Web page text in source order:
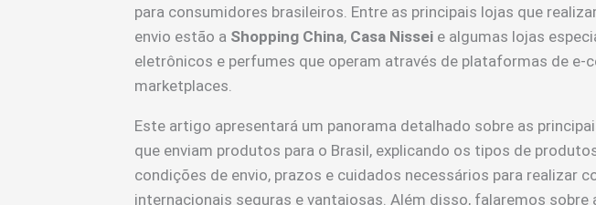
para consumidores brasileiros. Entre as principais lojas que
envio estão a Shopping China, Casa Nissei e algumas lojas
eletrônicos e perfumes que operam através de plataformas de e-
marketplaces.
Este artigo apresentará um panorama detalhado sobre as
que enviam produtos para o Brasil, explicando os tipos de
condições de envio, prazos e cuidados necessários para realizar
internacionais seguras e vantajosas. Além disso, falaremos sobre